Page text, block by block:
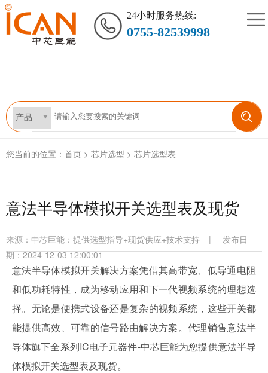
24小时服务热线:
0755-82539998
您当前的位置： 首页 > 芯片选型 > 芯片选型表
意法半导体模拟开关选型表及现货
来源： 中芯巨能：提供选型指导+现货供应+技术支持 |
发布日
期：2024-12-03 12:00:01
意法半导体模拟开关解决方案凭借其高带宽、低导通电阻
和低功耗特性，成为移动应用和下一代视频系统的理想选
择。无论是便携式设备还是复杂的视频系统，这些开关都
能提供高效、可靠的信号路由解决方案。代理销售意法半
导体旗下全系列IC电子元器件-中芯巨能为您提供意法半导
体模拟开关选型表及现货。